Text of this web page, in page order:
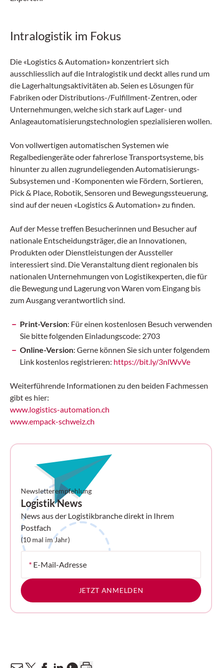
Intralogistik im Fokus
Die «Logistics & Automation» konzentriert sich
ausschliesslich auf die Intralogistik und deckt alles rund um
die Lagerhaltungsaktivitäten ab. Seien es Lösungen für
Fabriken oder Distributions-/Fulfillment-Zentren, oder
Unternehmungen, welche sich stark auf Lager- und
Anlageautomatisierungstechnologien spezialisieren wollen.
Von vollwertigen automatischen Systemen wie
Regalbediengeräte oder fahrerlose Transportsysteme, bis
hinunter zu allen zugrundeliegenden Automatisierungs-
Subsystemen und -Komponenten wie Fördern, Sortieren,
Pick & Place, Robotik, Sensoren und Bewegungssteuerung,
sind auf der neuen «Logistics & Automation» zu finden.
Auf der Messe treffen Besucherinnen und Besucher auf
nationale Entscheidungsträger, die an Innovationen,
Produkten oder Dienstleistungen der Aussteller
interessiert sind. Die Veranstaltung dient regionalen bis
nationalen Unternehmungen von Logistikexperten, die für
die Bewegung und Lagerung von Waren vom Eingang bis
zum Ausgang verantwortlich sind.
Print-Version: Für einen kostenlosen Besuch verwenden
Sie bitte folgenden Einladungscode: 2703
Online-Version: Gerne können Sie sich unter folgendem
Link kostenlos registrieren: https://bit.ly/3nlWvVe
Weiterführende Informationen zu den beiden Fachmessen
gibt es hier:
www.logistics-automation.ch
www.empack-schweiz.ch
Newsletterempfehlung
Logistik News
News aus der Logistikbranche direkt in Ihrem
Postfach
(10 mal im Jahr)
* E-Mail-Adresse
JETZT ANMELDEN